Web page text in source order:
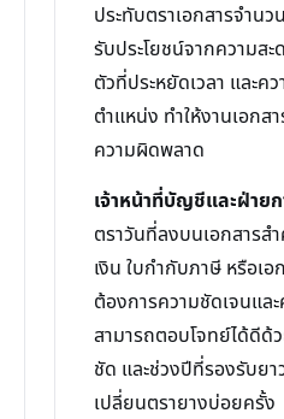
ประทับตราเอกสารจำนว
รับประโยชน์จากความส
ตัวที่ประหยัดเวลา และค
ตำแหน่ง ทำให้งานเอกส
ความผิดพลาด
เจ้าหน้าที่บัญชีและฝ่ายก
ตราวันที่ลงบนเอกสารส
เงิน ใบกำกับภาษี หรือเอ
ต้องการความชัดเจนแล
สามารถตอบโจทย์ได้ดี
ชัด และช่วงปีที่รองรับยา
เปลี่ยนตรายางบ่อยครั้ง